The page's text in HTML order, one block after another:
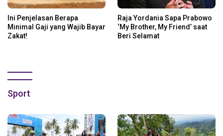
Ini Penjelasan Berapa
Minimal Gaji yang Wajib Bayar
Zakat!
Raja Yordania Sapa Prabowo
‘My Brother, My Friend’ saat
Beri Selamat
Sport